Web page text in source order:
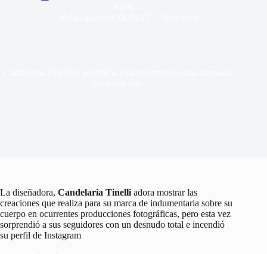
La diseñadora, Candelaria Tinelli adora mostrar las
creaciones que realiza para su marca de indumentaria sobre su
cuerpo en ocurrentes producciones fotográficas, pero esta vez
sorprendió a sus seguidores con un desnudo total e incendió
su perfil de Instagram